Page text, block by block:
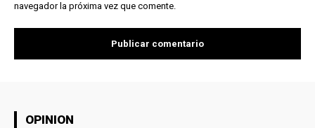
navegador la próxima vez que comente.
OPINION